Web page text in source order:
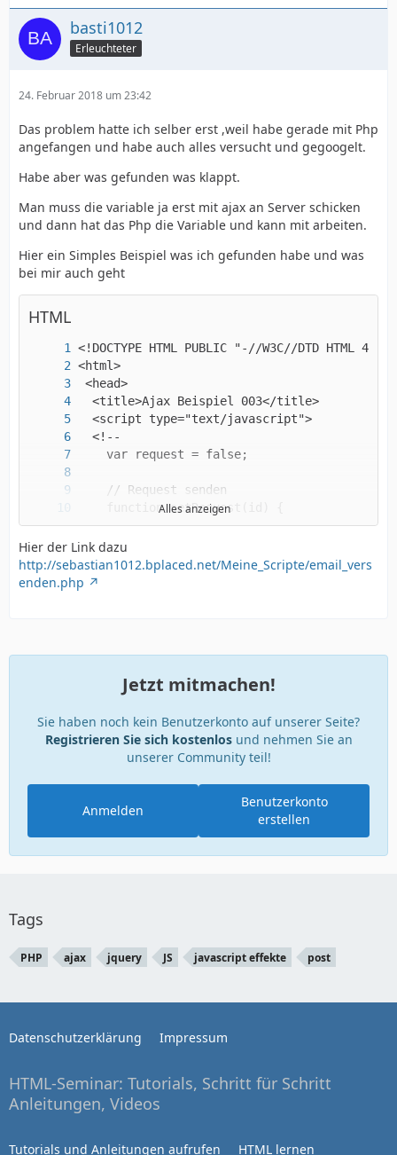
basti1012
Erleuchteter
24. Februar 2018 um 23:42
Das problem hatte ich selber erst ,weil habe gerade mit Php
angefangen und habe auch alles versucht und gegoogelt.
Habe aber was gefunden was klappt.
Man muss die variable ja erst mit ajax an Server schicken
und dann hat das Php die Variable und kann mit arbeiten.
Hier ein Simples Beispiel was ich gefunden habe und was
bei mir auch geht
HTML
Alles anzeigen
Hier der Link dazu
http://sebastian1012.bplaced.net/Meine_Scripte/email_vers
enden.php
Jetzt mitmachen!
Sie haben noch kein Benutzerkonto auf unserer Seite?
Registrieren Sie sich kostenlosund nehmen Sie an
unserer Community teil!
Benutzerkonto
erstellen
Anmelden
Tags
PHP ajax jquery JS javascript effekte post
Datenschutzerklärung Impressum
HTML-Seminar: Tutorials, Schritt für Schritt
Anleitungen, Videos
Tutorials und Anleitungen aufrufen HTML lernen